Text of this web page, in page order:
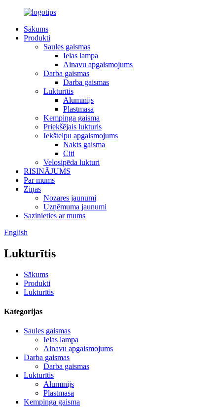
Sākums
Produkti
Saules gaismas
Ielas lampa
Ainavu apgaismojums
Darba gaismas
Darba gaismas
Lukturītis
Alumīnijs
Plastmasa
Kempinga gaisma
Priekšējais lukturis
Iekštelpu apgaismojums
Nakts gaisma
Citi
Velosipēda lukturi
RISINĀJUMS
Par mums
Ziņas
Nozares jaunumi
Uzņēmuma jaunumi
Sazinieties ar mums
English
Lukturītis
Sākums
Produkti
Lukturītis
Kategorijas
Saules gaismas
Ielas lampa
Ainavu apgaismojums
Darba gaismas
Darba gaismas
Lukturītis
Alumīnijs
Plastmasa
Kempinga gaisma